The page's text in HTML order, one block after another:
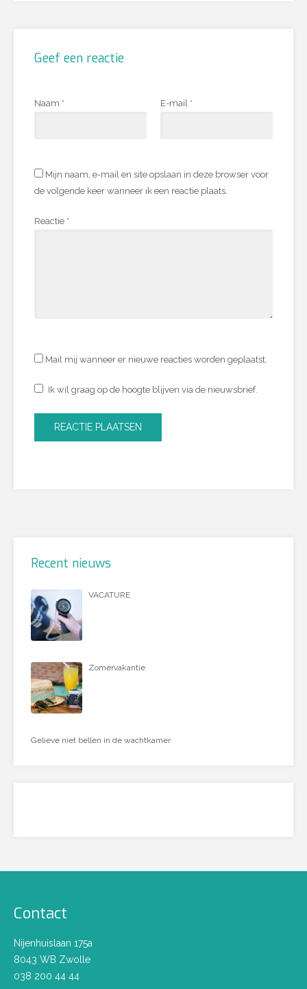
Geef een reactie
Naam * E-mail *
Mijn naam, e-mail en site opslaan in deze browser voor
de volgende keer wanneer ik een reactie plaats.
Reactie *
Mail mij wanneer er nieuwe reacties worden geplaatst.
Ik wil graag op de hoogte blijven via de nieuwsbrief.
Recent nieuws
VACATURE
Zomervakantie
Gelieve niet bellen in de wachtkamer
Contact
Nijenhuislaan 175a
8043 WB Zwolle
038 200 44 44